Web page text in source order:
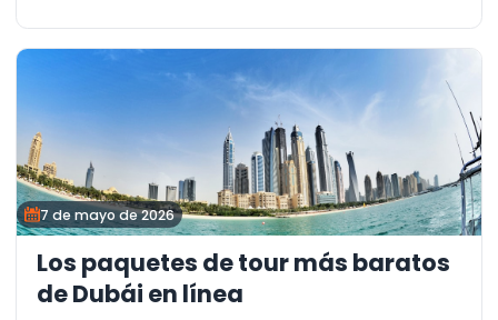
7 de mayo de 2026
Los paquetes de tour más baratos
de Dubái en línea